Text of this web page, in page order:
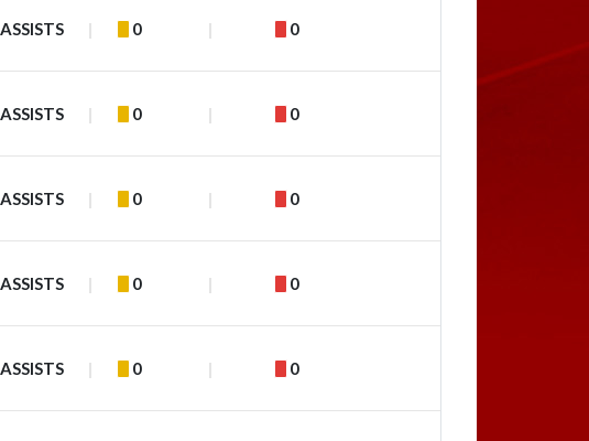
ASSISTS 0 0
ASSISTS 0 0
ASSISTS 0 0
ASSISTS 0 0
ASSISTS 0 0